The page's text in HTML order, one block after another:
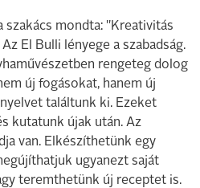
szakács mondta: "Kreativitás
El Bulli lényege a szabadság.
rengeteg dolog
új fogásokat, hanem új
találtunk ki. Ezeket
kutatunk újak után. Az
van. Elkészíthetünk egy
ugyanezt saját
teremthetünk új receptet is.